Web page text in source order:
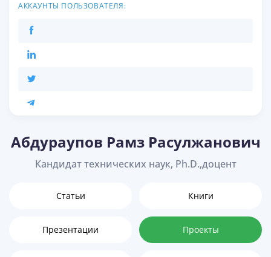
АККАУНТЫ ПОЛЬЗОВАТЕЛЯ:
Абдураупов Рамз Расулжанович
Кандидат технических наук, Ph.D.,доцент
Статьи Книги
Презентации Проекты